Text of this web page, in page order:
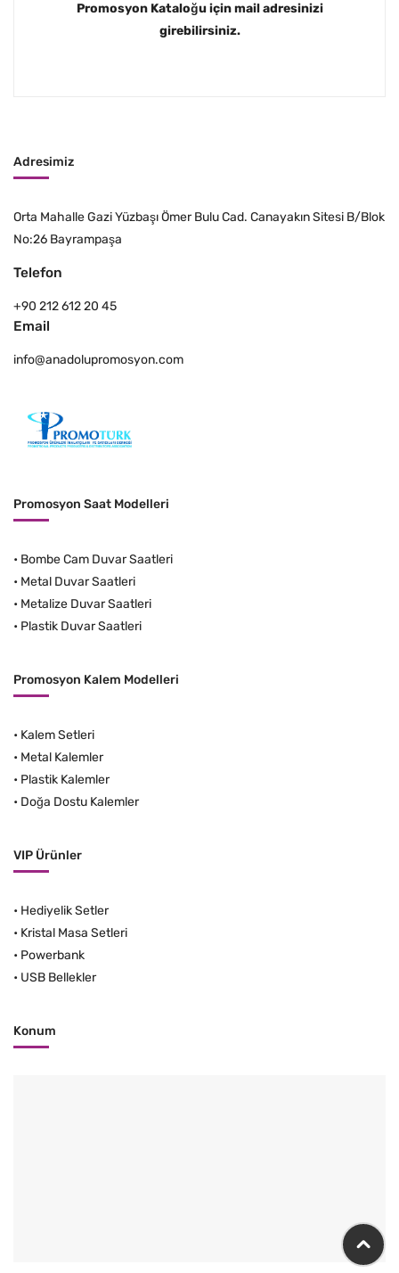
Promosyon Kataloğu için mail adresinizi
girebilirsiniz.
Adresimiz
Orta Mahalle Gazi Yüzbaşı Ömer Bulu Cad. Canayakın Sitesi B/Blok
No:26 Bayrampaşa
Telefon
+90 212 612 20 45
Email
info@anadolupromosyon.com
Promosyon Saat Modelleri
• Bombe Cam Duvar Saatleri
• Metal Duvar Saatleri
• Metalize Duvar Saatleri
• Plastik Duvar Saatleri
Promosyon Kalem Modelleri
• Kalem Setleri
• Metal Kalemler
• Plastik Kalemler
• Doğa Dostu Kalemler
VIP Ürünler
• Hediyelik Setler
• Kristal Masa Setleri
• Powerbank
• USB Bellekler
Konum